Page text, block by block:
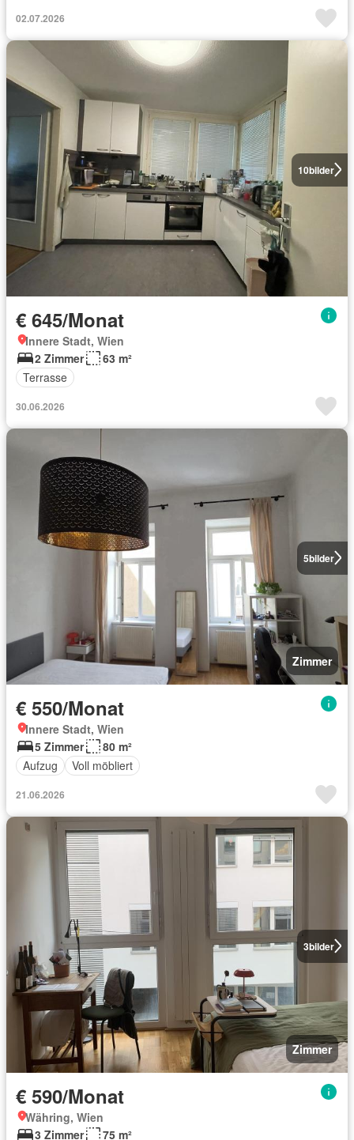
02.07.2026
10bilder
€ 645/Monat
Innere Stadt, Wien
2 Zimmer
63 m²
Terrasse
30.06.2026
5bilder
Zimmer
€ 550/Monat
Innere Stadt, Wien
5 Zimmer
80 m²
Aufzug
Voll möbliert
21.06.2026
3bilder
Zimmer
€ 590/Monat
Währing, Wien
3 Zimmer
75 m²